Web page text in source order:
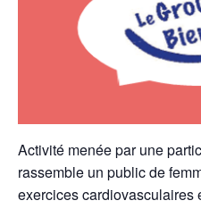
Activité menée par une
rassemble un public de
exercices cardiovasculaires